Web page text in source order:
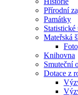
Přírodní
Památky
Statistické
Mateřská
Knihovna
Smuteční
Dotace z